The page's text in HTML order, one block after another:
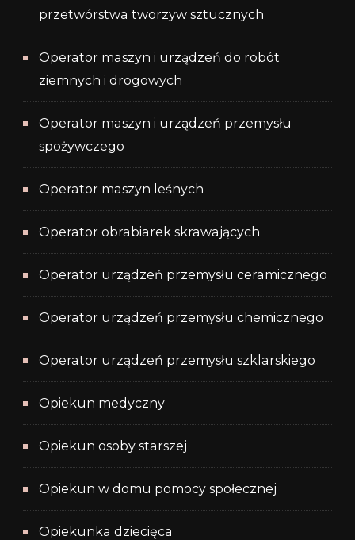
przetwórstwa tworzyw sztucznych
Operator maszyn i urządzeń do robót
ziemnych i drogowych
Operator maszyn i urządzeń przemysłu
spożywczego
Operator maszyn leśnych
Operator obrabiarek skrawających
Operator urządzeń przemysłu ceramicznego
Operator urządzeń przemysłu chemicznego
Operator urządzeń przemysłu szklarskiego
Opiekun medyczny
Opiekun osoby starszej
Opiekun w domu pomocy społecznej
Opiekunka dziecięca